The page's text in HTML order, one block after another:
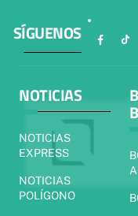
SÍGUENOS
NOTICIAS
NOTICIAS
EXPRESS
NOTICIAS
POLÍGONO